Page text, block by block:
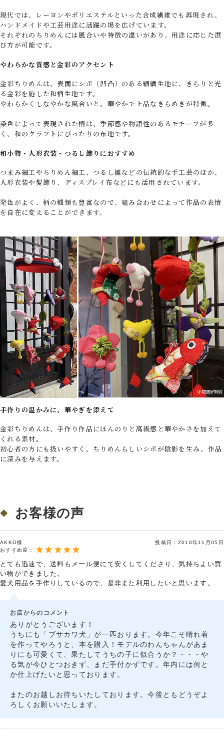
現代では、レーヨンやポリエステルといった合成繊維でも再現され、
ハンドメイドや工芸用途に活躍の場を広げています。
それぞれのちりめんには風合いや特徴の違いがあり、用途に応じた選
び方が可能です。
やわらかな質感と金彩のアクセント
金彩ちりめんは、表面にシボ（凹凸）のある縮緬生地に、きらりと光
る金彩を施した和柄生地です。
やわらかくしなやかな風合いと、華やかで上品なきらめきが特徴。
染色によって表現された柄は、季節感や物語性のあるモチーフが多
く、和のクラフトにぴったりの布地です。
和小物・人形衣装・つるし飾りにおすすめ
つまみ細工やちりめん細工、つるし雛などの伝統的な手工芸のほか、
人形衣装や髪飾り、ディスプレイ布などにも活用されています。
発色がよく、柄の種類も豊富なので、組み合わせによって作品の表情
を自在に変えることができます。
手作りの温かみに、華やぎを添えて
金彩ちりめんは、手作り作品にほんのりと高級感と華やかさを加えて
くれる素材。
初心者の方にも扱いやすく、ちりめんらしいシボが陰影を生み、作品
に深みを与えます。
お客様の声
AKKO様 投稿日： 2010年11月05日
おすすめ度：
とても迅速で、送料もメール便にて安くしてくださり、気持ちよい買
い物ができました。
愛犬用品を手作りしているので、是非また利用したいと思います。
お店からのコメント
ありがとうございます！
うちにも「ブサカワ犬」が一匹おります。今年こそ晴れ着
を作ってやろうと、本を購入！モデルのわんちゃんがあま
りにも可愛くて、果たしてうちの子に似合うか？・・・や
る気が今ひとつおきず、まだ手付かずです。年内には何と
か仕上げたいと思っております。
またのお越しお待ちいたしております。今後ともどうぞよ
ろしくお願いいたします。